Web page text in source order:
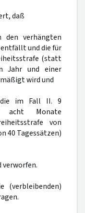
daß
verhängten
und die für
(statt
Jahr und einer
wird und
im Fall II. 9
acht Monate
von
40 Tagessätzen)
verworfen.
(verbleibenden)